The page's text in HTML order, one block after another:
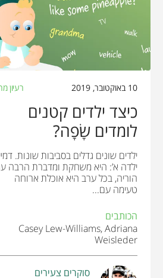
10 באוקטובר, 2019 רעיון
כיצד ילדים קטנים
לומדים שָׂפָה?
ילדים שונים גדלים בסביבות שונות.
ילדה א’: היא משחקת ומדברת הרבה
הוריה, בכל ערב היא אוכלת ארוחה
טעימה עם...
הכותבים
Casey Lew-Williams, Adriana
Weisleder
סוקרים צעירים